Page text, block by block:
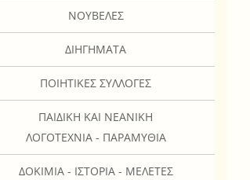
ΝΟΥΒΈΛΕΣ
ΔΙΗΓΉΜΑΤΑ
ΠΟΙΗΤΙΚΈΣ ΣΥΛΛΟΓΈΣ
ΠΑΙΔΙΚΉ ΚΑΙ ΝΕΑΝΙΚΉ
ΛΟΓΟΤΕΧΝΊΑ - ΠΑΡΑΜΎΘΙΑ
ΔΟΚΊΜΙΑ - ΙΣΤΟΡΊΑ - ΜΕΛΈΤΕΣ